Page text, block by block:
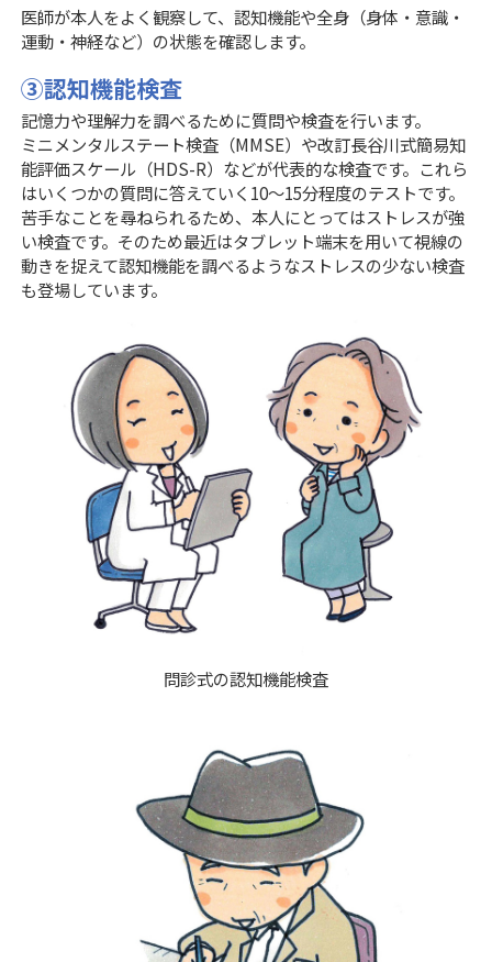
医師が本人をよく観察して、認知機能や全身（身体・意識・
運動・神経など）の状態を確認します。
③認知機能検査
記憶力や理解力を調べるために質問や検査を行います。
ミニメンタルステート検査（MMSE）や改訂長谷川式簡易知
能評価スケール（HDS-R）などが代表的な検査です。これら
はいくつかの質問に答えていく10～15分程度のテストです。
苦手なことを尋ねられるため、本人にとってはストレスが強
い検査です。そのため最近はタブレット端末を用いて視線の
動きを捉えて認知機能を調べるようなストレスの少ない検査
も登場しています。
問診式の認知機能検査